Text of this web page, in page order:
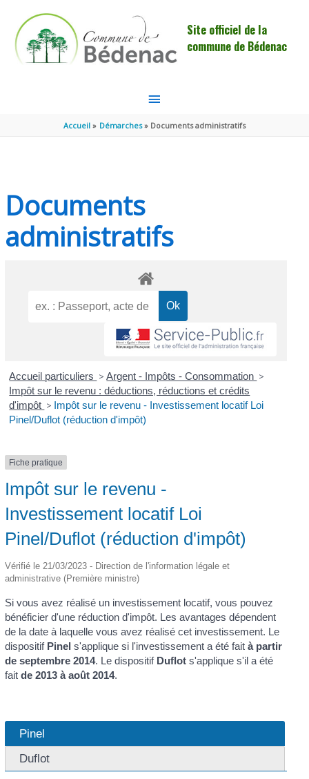
Site officiel de la
commune de Bédenac
MENU
PRINCIPAL
Accueil Démarches Documents administratifs
Documents
administratifs
Accueil particuliers > Argent - Impôts - Consommation >
Impôt sur le revenu : déductions, réductions et crédits
d'impôt > Impôt sur le revenu - Investissement locatif Loi
Pinel/Duflot (réduction d'impôt)
Fiche pratique
Impôt sur le revenu -
Investissement locatif Loi
Pinel/Duflot (réduction d'impôt)
Vérifié le 21/03/2023 - Direction de l'information légale et
administrative (Première ministre)
Si vous avez réalisé un investissement locatif, vous pouvez
bénéficier d'une réduction d'impôt. Les avantages dépendent
de la date à laquelle vous avez réalisé cet investissement. Le
dispositif Pinel s'applique si l'investissement a été fait à partir
de septembre 2014. Le dispositif Duflots'applique s'il a été
fait de 2013 à août 2014.
Pinel
Duflot